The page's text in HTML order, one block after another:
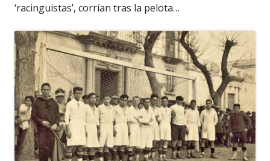
‘racinguistas’, corrían tras la pelota…